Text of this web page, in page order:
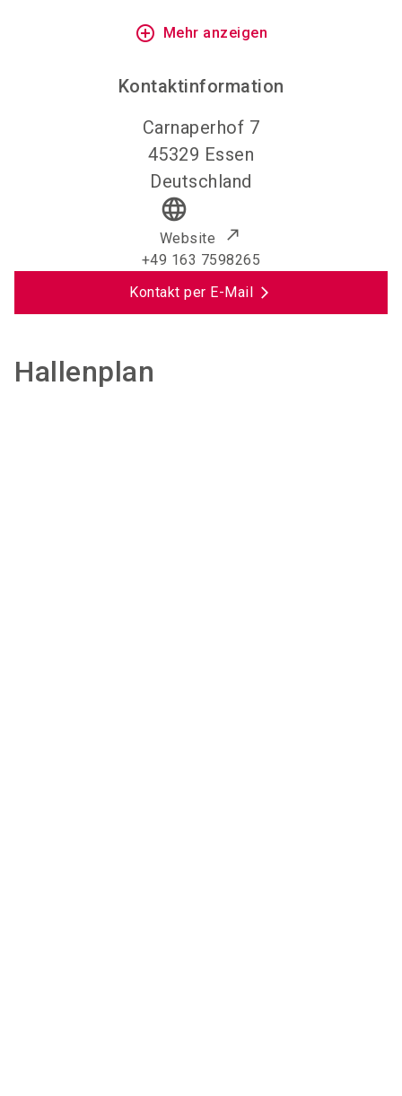
add_circle_outline Mehr anzeigen
Kontaktinformation
Carnaperhof 7
45329 Essen
Deutschland
language
Website
+49 163 7598265
Kontakt per E-Mail
Hallenplan